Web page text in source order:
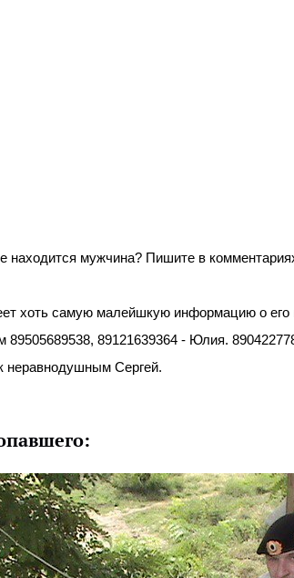
находится мужчина? Пишите в
хоть самую малейшкую информацию о его
89505689538, 89121639364 - Юлия.
неравнодушным Сергей.